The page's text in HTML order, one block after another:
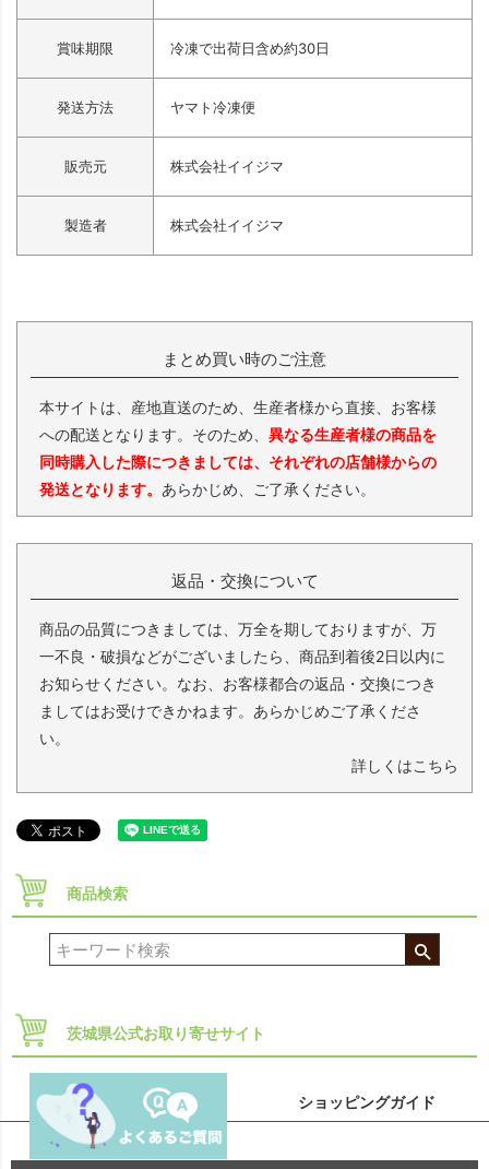
賞味期限 冷凍で出荷日含め約30日
発送方法 ヤマト冷凍便
販売元 株式会社イイジマ
製造者 株式会社イイジマ
まとめ買い時のご注意
本サイトは、産地直送のため、生産者様から直接、お客様
への配送となります。そのため、 異なる生産者様の商品を
同時購入した際につきましては、それぞれの店舗様からの
発送となります。 あらかじめ、ご了承ください。
返品・交換について
商品の品質につきましては、万全を期しておりますが、万
一不良・破損などがございましたら、商品到着後2日以内に
お知らせください。なお、お客様都合の返品・交換につき
ましてはお受けできかねます。あらかじめご了承くださ
い。
詳しくはこちら
商品検索
茨城県公式お取り寄せサイト
ショッピングガイド